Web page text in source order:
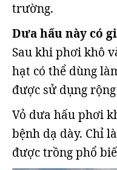
trường.
Dưa hấu này có
Sau khi phơi khô
hạt có thể dùng
được sử dụng
Vỏ dưa hấu phơi
bệnh dạ dày. Chỉ
được trồng phổ